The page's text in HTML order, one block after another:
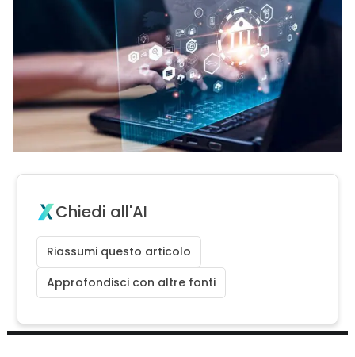
Chiedi all'AI
Riassumi questo articolo
Approfondisci con altre fonti